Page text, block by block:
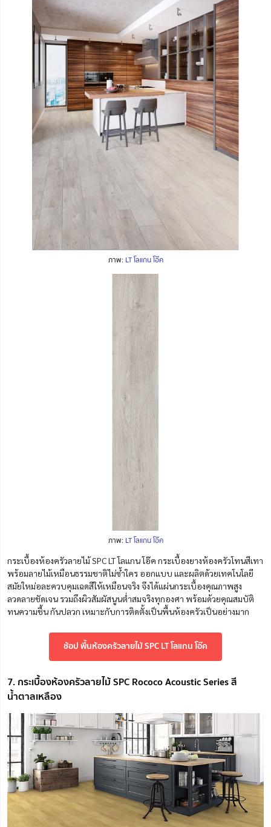
ภาพ: LT โลแกน โอ๊ค
ภาพ: LT โลแกน โอ๊ค
กระเบื้องห้องครัวลายไม้ SPC LT โลแกน โอ๊ค กระเบื้องยางห้องครัวโทนสีเทา
พร้อมลายไม้เหมือนธรรมชาติไม่ซ้ำใคร ออกแบบ และผลิตด้วยเทคโนโลยี
สมัยใหม่อละควบคุมเฉดสีให้เหมือนจริง จึงได้แผ่นกระเบื้องคุณภาพสูง
ลวดลายชัดเจน รวมถึงผิวสัมผัสนูนต่ำสมจริงทุกองศา พร้อมด้วยคุณสมบัติ
ทนความชื้น กันปลวก เหมาะกับการติดตั้งเป็นพื้นห้องครัวเป็นอย่างมาก
ช้อป พื้นห้องครัวลายไม้ SPC LT โลแกน โอ๊ค
7. กระเบื้องห้องครัวลายไม้ SPC Rococo Acoustic Series สี
น้ำตาลเหลือง